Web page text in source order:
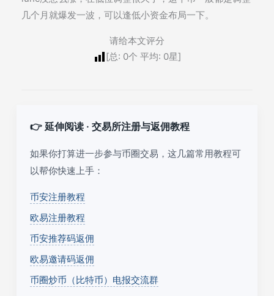
几个月就爆发一波，可以逢低小资金布局一下。
请给本文评分
[总: 0个 平均: 0星]
👉 延伸阅读 · 交易所注册与返佣教程
如果你打算进一步参与币圈交易，这几篇常用教程可
以帮你快速上手：
币安注册教程
欧易注册教程
币安推荐码返佣
欧易邀请码返佣
币圈炒币（比特币）电报交流群